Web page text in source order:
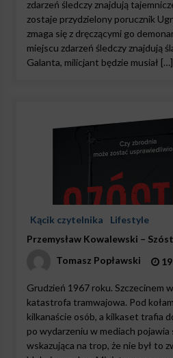
zdarzeń śledczy znajdują
zostaje przydzielony porucznik
zmaga się z dręczącymi go
miejscu zdarzeń śledczy znajdują
Galanta, milicjant będzie musiał […]
Kącik czytelnika
Lifestyle
Przemysław Kowalewski –
Tomasz Popławski
19
Grudzień 1967 roku. Szczecinem
katastrofa tramwajowa. Pod
kilkanaście osób, a kilkaset trafia
po wydarzeniu w mediach pojawia
wskazująca na trop, że nie był to